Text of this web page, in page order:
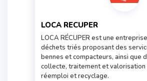
LOCA RECUPER
LOCA RÉCUPER est une
déchets triés proposant des
bennes et compacteurs, ainsi que
collecte, traitement et
réemploi et recyclage.